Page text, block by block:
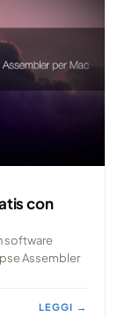
con
software
Assembler
LEGGI →